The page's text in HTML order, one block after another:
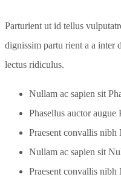
Parturient ut id tellus
dignissim partu rient a a inter
lectus ridiculus.
Nullam ac sapien sit
Phasellus auctor augue
Praesent convallis nibh
Nullam ac sapien sit
Praesent convallis nibh